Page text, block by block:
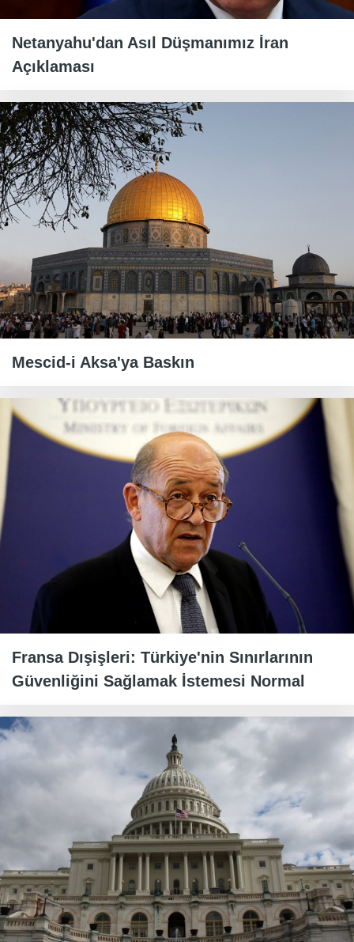
Netanyahu'dan Asıl Düşmanımız İran
Açıklaması
Mescid-i Aksa'ya Baskın
Fransa Dışişleri: Türkiye'nin Sınırlarının
Güvenliğini Sağlamak İstemesi Normal